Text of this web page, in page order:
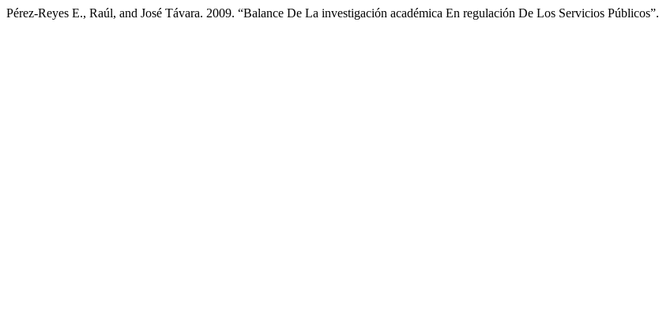
Pérez-Reyes E., Raúl, and José Távara. 2009. “Balance De La investigación académica En regulación De Los Servicios Públicos”.